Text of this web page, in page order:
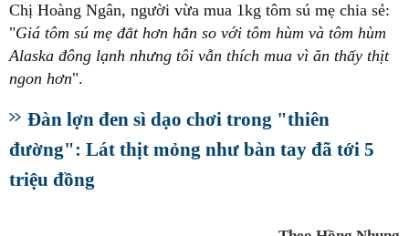
Chị Hoàng Ngân, người vừa mua 1kg tôm sú mẹ chia sẻ:
"Giá tôm sú mẹ đắt hơn hẳn so với tôm hùm và tôm hùm
Alaska đông lạnh nhưng tôi vẫn thích mua vì ăn thấy thịt
ngon hơn".
Đàn lợn đen sì dạo chơi trong "thiên
đường": Lát thịt mỏng như bàn tay đã tới 5
triệu đồng